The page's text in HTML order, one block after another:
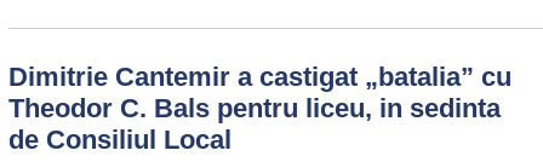
Dimitrie Cantemir a castigat „batalia” cu
Theodor C. Bals pentru liceu, in sedinta
de Consiliul Local